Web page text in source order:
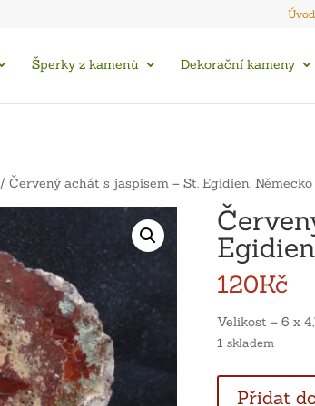
Úvod
Šperky z kamenů Dekorační kameny
/ Červený achát s jaspisem – St. Egidien, Německo
120Kč
Velikost – 6 x
1 skladem
Přidat